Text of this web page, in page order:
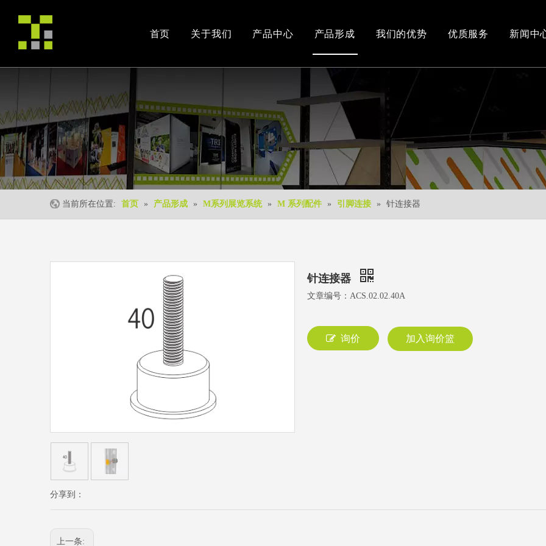
首页 关于我们
办公和车间环境
产品中心 产品形成 我们的优势 优质服务 新闻中
当前所在位置: 首页 » 产品形成 » M系列展览系统 » M 系列配件 » 引脚连接 » 针连接器
分享到：
针连接器
文章编号：ACS.02.02.40A
询价 加入询价篮
上一条: